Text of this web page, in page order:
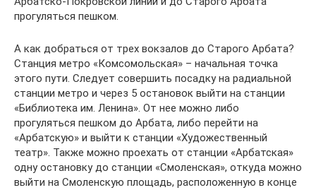
прогуляться пешком.
А как добраться от трех вокзалов до Старого Арбата?
Станция метро «Комсомольская» – начальная точка
этого пути. Следует совершить посадку на радиальной
станции метро и через 5 остановок выйти на станции
«Библиотека им. Ленина». От нее можно либо
прогуляться пешком до Арбата, либо перейти на
«Арбатскую» и выйти к станции «Художественный
театр». Также можно проехать от станции «Арбатская»
одну остановку до станции «Смоленская», откуда можно
выйти на Смоленскую площадь, расположенную в конце